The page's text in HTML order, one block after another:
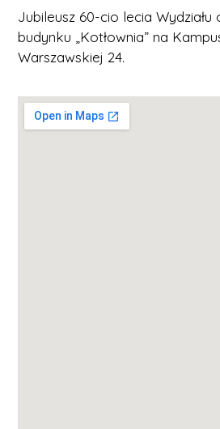
Jubileusz 60-cio lecia Wydziału
budynku „Kotłownia” na
Warszawskiej 24.